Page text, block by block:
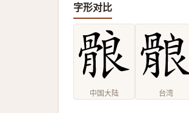
字形对比
中国大陆 台湾